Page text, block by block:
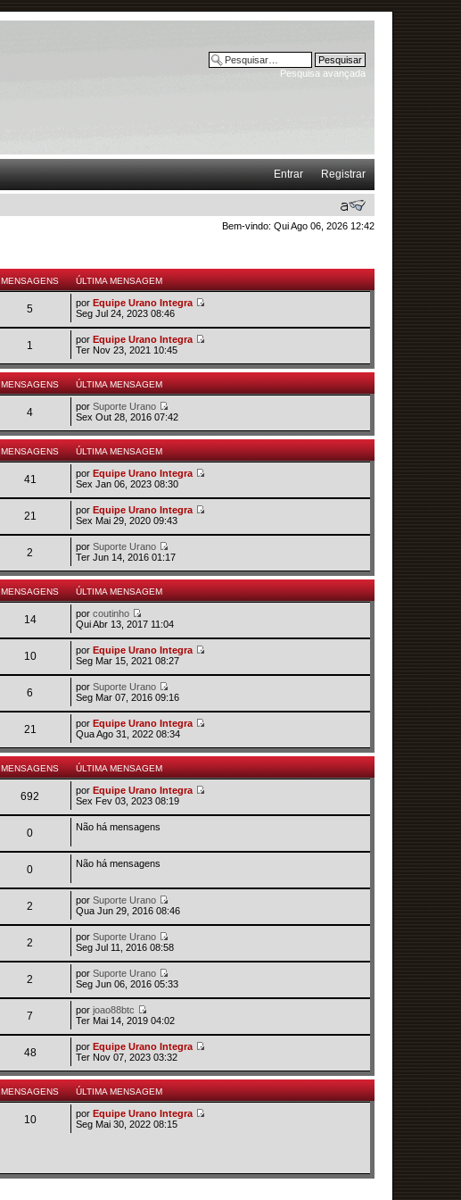
Pesquisa avançada
Registrar
Entrar
Bem-vindo: Qui Ago 06, 2026 12:42
MENSAGENS ÚLTIMA MENSAGEM
5 porEquipe Urano Integra
Seg Jul 24, 2023 08:46
1 porEquipe Urano Integra
Ter Nov 23, 2021 10:45
MENSAGENS ÚLTIMA MENSAGEM
4 porSuporte Urano
Sex Out 28, 2016 07:42
MENSAGENS ÚLTIMA MENSAGEM
41 porEquipe Urano Integra
Sex Jan 06, 2023 08:30
21 porEquipe Urano Integra
Sex Mai 29, 2020 09:43
2 porSuporte Urano
Ter Jun 14, 2016 01:17
MENSAGENS ÚLTIMA MENSAGEM
14 porcoutinho
Qui Abr 13, 2017 11:04
10 porEquipe Urano Integra
Seg Mar 15, 2021 08:27
6 porSuporte Urano
Seg Mar 07, 2016 09:16
21 porEquipe Urano Integra
Qua Ago 31, 2022 08:34
MENSAGENS ÚLTIMA MENSAGEM
692 porEquipe Urano Integra
Sex Fev 03, 2023 08:19
0 Não há mensagens
0 Não há mensagens
2 porSuporte Urano
Qua Jun 29, 2016 08:46
2 porSuporte Urano
Seg Jul 11, 2016 08:58
2 porSuporte Urano
Seg Jun 06, 2016 05:33
7 porjoao88btc
Ter Mai 14, 2019 04:02
48 porEquipe Urano Integra
Ter Nov 07, 2023 03:32
MENSAGENS ÚLTIMA MENSAGEM
10 porEquipe Urano Integra
Seg Mai 30, 2022 08:15